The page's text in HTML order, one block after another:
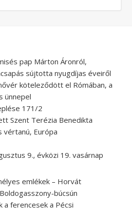
pap Márton Áronról,
sújtotta nyugdíjas éveiről
köteleződött el Rómában, a
ünnepel
171/2
Szent Terézia Benedikta
vértanú, Európa
9., évközi 19. vasárnap
emlékek – Horvát
búcsún
a ferencesek a Pécsi